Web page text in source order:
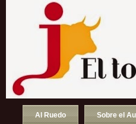
Al Ruedo Sobre el